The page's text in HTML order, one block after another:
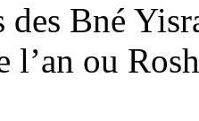
des Bné
l’an ou